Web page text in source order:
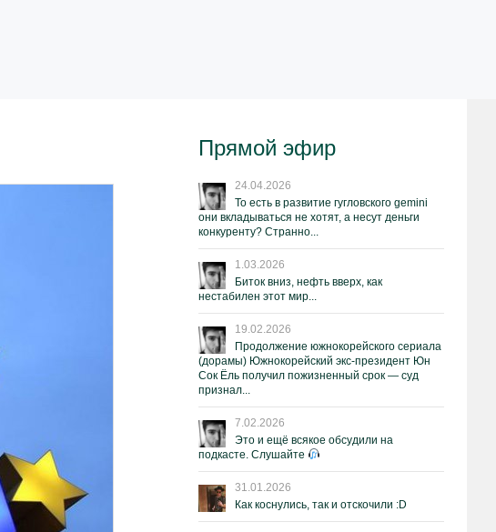
Прямой эфир
24.04.2026
То есть в развитие гугловского gemini
они вкладываться не хотят, а несут деньги
конкуренту? Странно...
1.03.2026
Биток вниз, нефть вверх, как
нестабилен этот мир...
19.02.2026
Продолжение южнокорейского сериала
(дорамы) Южнокорейский экс-президент Юн
Сок Ёль получил пожизненный срок — суд
признал...
7.02.2026
Это и ещё всякое обсудили на
подкасте. Слушайте
31.01.2026
Как коснулись, так и отскочили :D